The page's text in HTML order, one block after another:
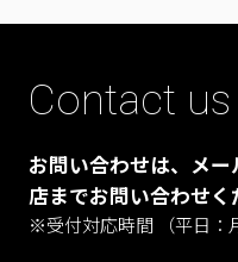
Contact us
お問い合わせは、メ
店までお問い合わせく
※受付対応時間 （平日：